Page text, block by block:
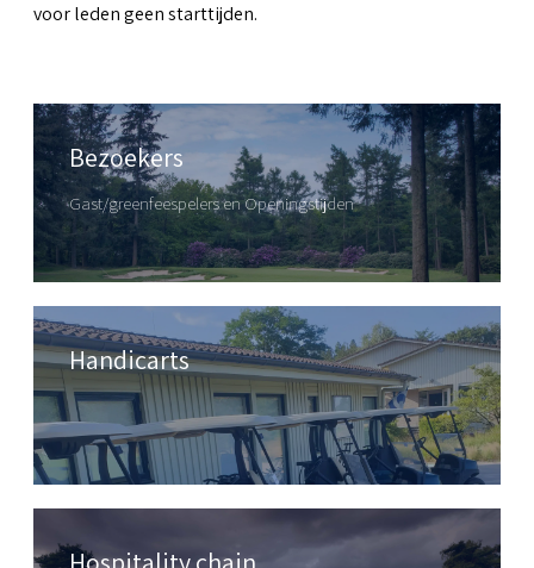
voor leden geen starttijden.
Bezoekers
Gast/greenfeespelers en Openingstijden
Handicarts